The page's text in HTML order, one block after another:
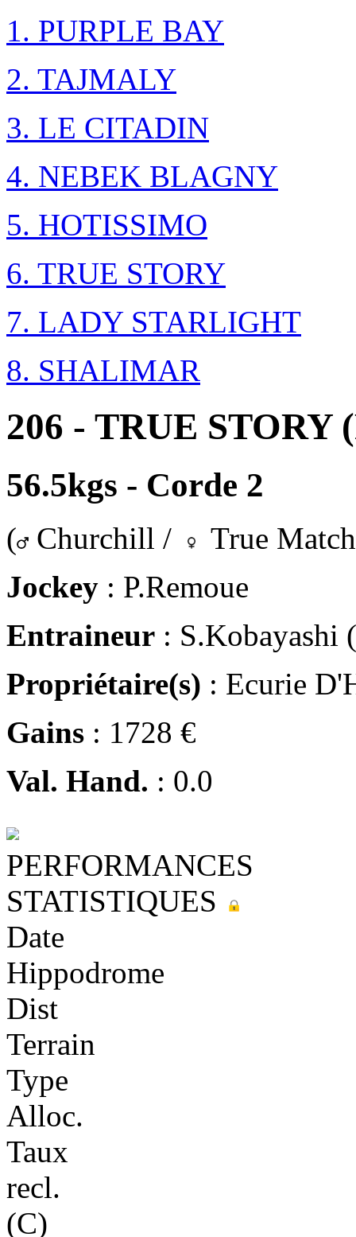
1. PURPLE BAY
2. TAJMALY
3. LE CITADIN
4. NEBEK BLAGNY
5. HOTISSIMO
6. TRUE STORY
7. LADY STARLIGHT
8. SHALIMAR
206 - TRUE STORY
56.5kgs - Corde 2
( Churchill /
True
Jockey : P.Remoue
Entraineur : S.Kobayashi
Propriétaire(s) : Ecurie
Gains : 1728 €
Val. Hand. : 0.0
PERFORMANCES
STATISTIQUES
Date
Hippodrome
Dist
Terrain
Type
Alloc.
Taux
recl.
(C)